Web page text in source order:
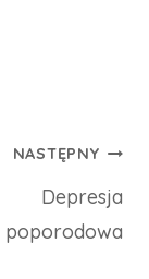
NASTĘPNY
Depresja
poporodowa